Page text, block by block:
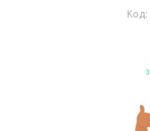
Код: